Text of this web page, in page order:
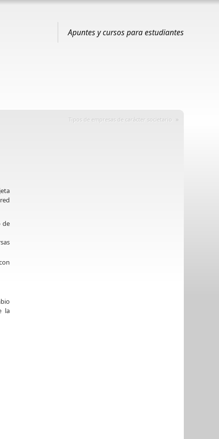
Apuntes y cursos para estudiantes
Tipos de empresas de carácter societario »
de
la